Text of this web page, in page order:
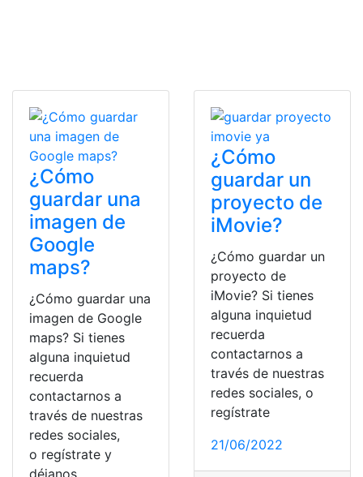
¿Cómo
guardar una
imagen de
Google
maps?
¿Cómo guardar una
imagen de Google
maps? Si tienes
alguna inquietud
recuerda
contactarnos a
través de nuestras
redes sociales,
o regístrate y
déjanos
¿Cómo
guardar un
proyecto de
iMovie?
¿Cómo guardar un
proyecto de
iMovie? Si tienes
alguna inquietud
recuerda
contactarnos a
través de nuestras
redes sociales, o
regístrate
21/06/2022